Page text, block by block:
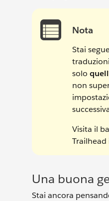
Nota
Stai
solo
non
Visita il
Una buona
Stai ancora